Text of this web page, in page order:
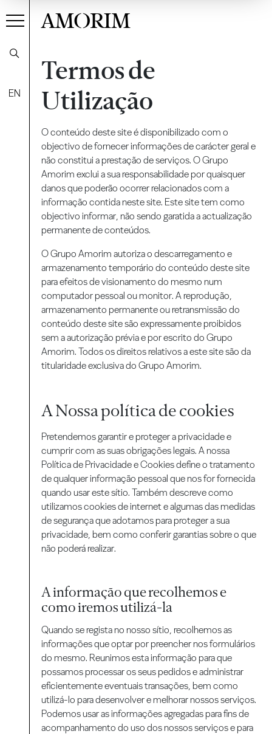
EN
AMORIM
Termos de
Utilização
O conteúdo deste site é disponibilizado com o
objectivo de fornecer informações de carácter geral e
não constitui a prestação de serviços. O Grupo
Amorim exclui a sua responsabilidade por quaisquer
danos que poderão ocorrer relacionados com a
informação contida neste site. Este site tem como
objectivo informar, não sendo garatida a actualização
permanente de conteúdos.
O Grupo Amorim autoriza o descarregamento e
armazenamento temporário do conteúdo deste site
para efeitos de visionamento do mesmo num
computador pessoal ou monitor. A reprodução,
armazenamento permanente ou retransmissão do
conteúdo deste site são expressamente proibidos
sem a autorização prévia e por escrito do Grupo
Amorim. Todos os direitos relativos a este site são da
titularidade exclusiva do Grupo Amorim.
A Nossa política de cookies
Pretendemos garantir e proteger a privacidade e
cumprir com as suas obrigações legais. A nossa
Política de Privacidade e Cookies define o tratamento
de qualquer informação pessoal que nos for fornecida
quando usar este sítio. Também descreve como
utilizamos cookies de internet e algumas das medidas
de segurança que adotamos para proteger a sua
privacidade, bem como conferir garantias sobre o que
não poderá realizar.
A informação que recolhemos e
como iremos utilizá-la
Quando se regista no nosso sítio, recolhemos as
informações que optar por preencher nos formulários
do mesmo. Reunimos esta informação para que
possamos processar os seus pedidos e administrar
eficientemente eventuais transações, bem como
utilizá-lo para desenvolver e melhorar nossos serviços.
Podemos usar as informações agregadas para fins de
acompanhamento do uso dos nossos serviços e para